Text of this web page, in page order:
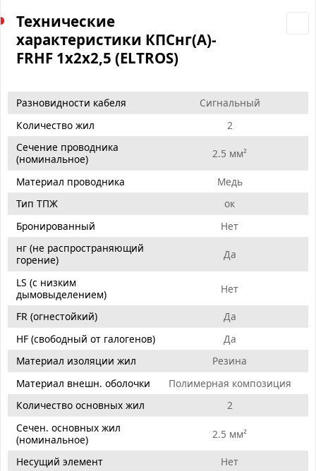
Технические
характеристики КПСнг(А)-
FRHF 1х2х2,5 (ELTROS)
Разновидности кабеля
Сигнальный
Количество жил
2
Сечение проводника
(номинальное)
2.5 мм²
Материал проводника
Медь
Тип ТПЖ
ок
Бронированный
Нет
нг (не распространяющий
горение)
Да
LS (с низким
дымовыделением)
Нет
FR (огнестойкий)
Да
HF (свободный от галогенов)
Да
Материал изоляции жил
Резина
Материал внешн. оболочки
Полимерная композиция
Количество основных жил
2
Сечен. основных жил
(номинальное)
2.5 мм²
Несущий элемент Нет